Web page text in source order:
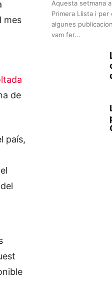
mes
de
país,
Aquesta setmana
Primera Llista i
algunes
vam fer...